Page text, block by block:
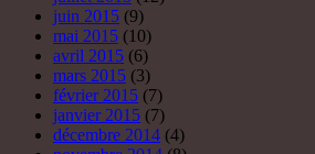
Monastère Bx. Charles de Foucauld
Villa Lavigerie - B.P. 6 - 2070
LA MARSA - TUNIS
00216 71740726
Abbé Louis Martinez, IVE
moinesive@ive.org